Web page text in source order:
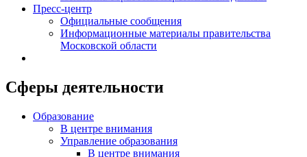
Пресс-центр
Официальные сообщения
Информационные материалы правительства
Московской области
Сферы деятельности
Образование
В центре внимания
Управление образования
В центре внимания